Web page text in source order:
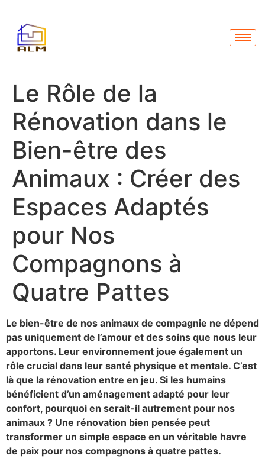
Le Rôle de la
Rénovation dans le
Bien-être des
Animaux : Créer des
Espaces Adaptés
pour Nos
Compagnons à
Quatre Pattes
Le bien-être de nos animaux de compagnie ne dépend
pas uniquement de l’amour et des soins que nous leur
apportons. Leur environnement joue également un
rôle crucial dans leur santé physique et mentale. C’est
là que la rénovation entre en jeu. Si les humains
bénéficient d’un aménagement adapté pour leur
confort, pourquoi en serait-il autrement pour nos
animaux ? Une rénovation bien pensée peut
transformer un simple espace en un véritable havre
de paix pour nos compagnons à quatre pattes.